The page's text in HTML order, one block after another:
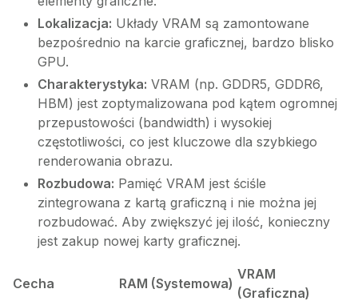
Lokalizacja: Układy VRAM są zamontowane
bezpośrednio na karcie graficznej, bardzo blisko
GPU.
Charakterystyka: VRAM (np. GDDR5, GDDR6,
HBM) jest zoptymalizowana pod kątem ogromnej
przepustowości (bandwidth) i wysokiej
częstotliwości, co jest kluczowe dla szybkiego
renderowania obrazu.
Rozbudowa: Pamięć VRAM jest ściśle
zintegrowana z kartą graficzną i nie można jej
rozbudować. Aby zwiększyć jej ilość, konieczny
jest zakup nowej karty graficznej.
Cecha RAM (Systemowa)
VRAM
(Graficzna)